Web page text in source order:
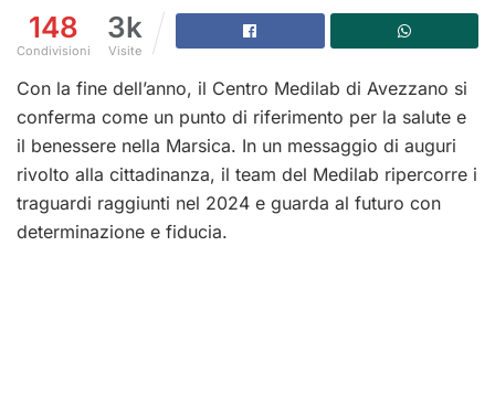
148
Condivisioni
3k
Visite
Con la fine dell’anno, il Centro Medilab di Avezzano si
conferma come un punto di riferimento per la salute e
il benessere nella Marsica. In un messaggio di auguri
rivolto alla cittadinanza, il team del Medilab ripercorre i
traguardi raggiunti nel 2024 e guarda al futuro con
determinazione e fiducia.